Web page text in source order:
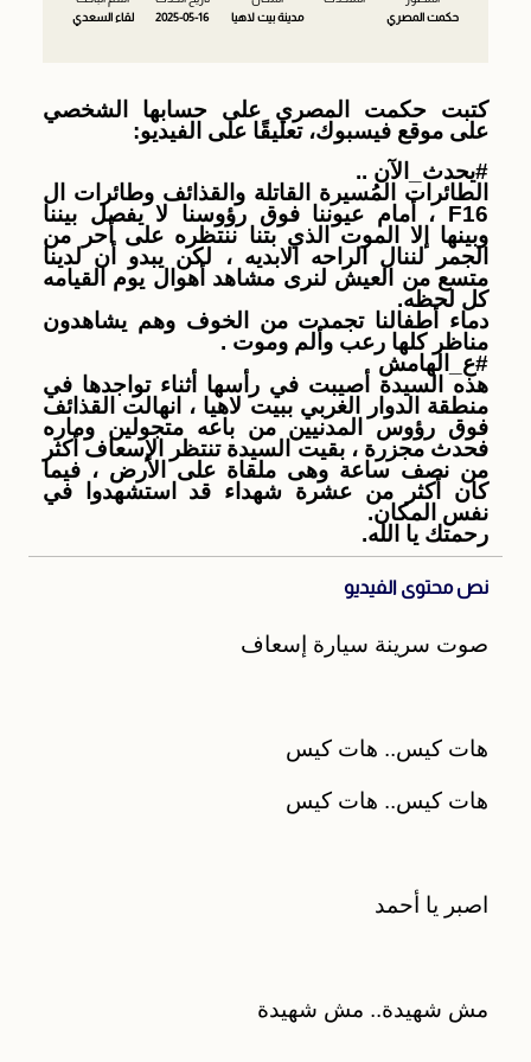
حكمت المصري
مدينة بيت لاهيا
2025-05-16
لقاء السعدي
كتبت حكمت المصري على حسابها الشخصي
على موقع فيسبوك، تعليقًا على الفيديو:
#يحدث_الآن ..
الطائرات المُسيرة القاتلة والقذائف وطائرات ال
F16 ، أمام عيوننا فوق رؤوسنا لا يفصل بيننا
وبينها إلا الموت الذي بتنا ننتظره على أحر من
الجمر لننال الراحه الابديه ، لكن يبدو أن لدينا
متسع من العيش لنرى مشاهد أهوال يوم القيامه
كل لحظه.
دماء أطفالنا تجمدت من الخوف وهم يشاهدون
مناظر كلها رعب وألم وموت .
#ع_الهامش
هذه السيدة أصيبت في رأسها أثناء تواجدها في
منطقة الدوار الغربي ببيت لاهيا ، انهالت القذائف
فوق رؤوس المدنيين من باعه متجولين وماره
فحدث مجزرة ، بقيت السيدة تنتظر الإسعاف أكثر
من نصف ساعة وهى ملقاة على الأرض ، فيما
كان أكثر من عشرة شهداء قد استشهدوا في
نفس المكان.
رحمتك يا الله.
نص محتوى الفيديو
صوت سرينة سيارة إسعاف
هات كيس.. هات كيس
هات كيس.. هات كيس
اصبر يا أحمد
مش شهيدة.. مش شهيدة